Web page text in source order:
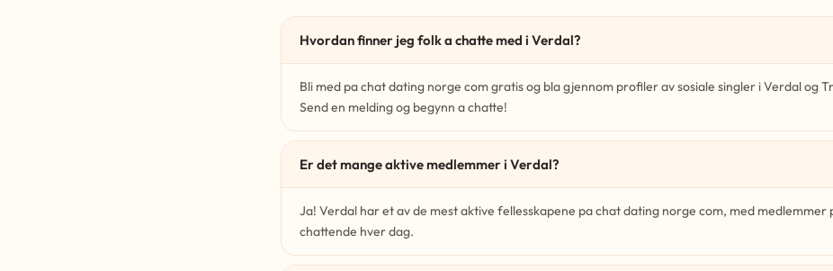
Hvordan finner jeg folk a chatte med i Verdal?
Bli med pa chat dating norge com gratis og bla gjennom profiler av sosiale singler i Verdal og
Send en melding og begynn a chatte!
Er det mange aktive medlemmer i Verdal?
Ja! Verdal har et av de mest aktive fellesskapene pa chat dating norge com, med medlemmer
chattende hver dag.